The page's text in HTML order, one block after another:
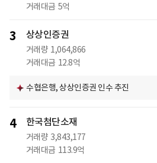
거래대금 5억
3 상상인증권
거래량 1,064,866
거래대금 12.8억
수협은행, 상상인증권 인수 추진
4 한국첨단소재
거래량 3,843,177
거래대금 113.9억